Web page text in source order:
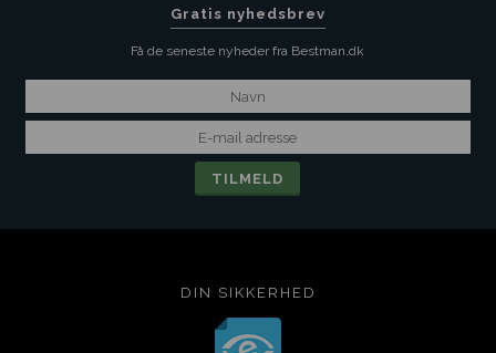
Gratis nyhedsbrev
Få de seneste nyheder fra Bestman.dk
DIN SIKKERHED